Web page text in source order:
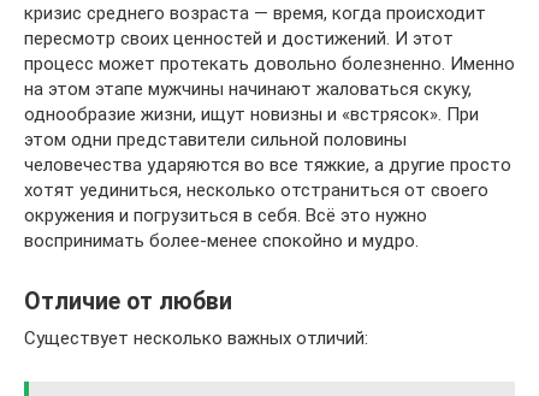
кризис среднего возраста — время, когда происходит
пересмотр своих ценностей и достижений. И этот
процесс может протекать довольно болезненно. Именно
на этом этапе мужчины начинают жаловаться скуку,
однообразие жизни, ищут новизны и «встрясок». При
этом одни представители сильной половины
человечества ударяются во все тяжкие, а другие просто
хотят уединиться, несколько отстраниться от своего
окружения и погрузиться в себя. Всё это нужно
воспринимать более-менее спокойно и мудро.
Отличие от любви
Существует несколько важных отличий: